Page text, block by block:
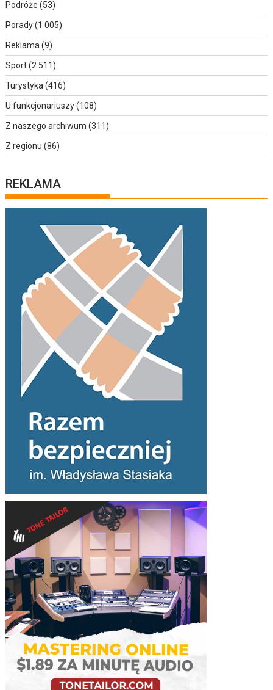
Podróże (53)
Porady(1 005)
Reklama (9)
Sport(2 511)
Turystyka (416)
U funkcjonariuszy(108)
Z naszego archiwum (311)
Z regionu (86)
REKLAMA